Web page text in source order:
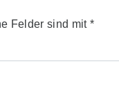
Felder sind mit *